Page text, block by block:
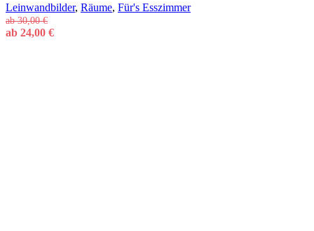
Leinwandbilder, Räume, Für's Esszimmer
ab30,00€
ab 24,00 €